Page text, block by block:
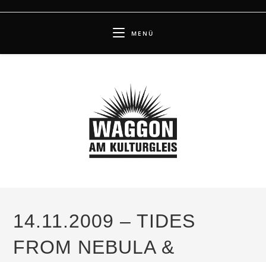
MENÜ
14.11.2009 – TIDES
FROM NEBULA &